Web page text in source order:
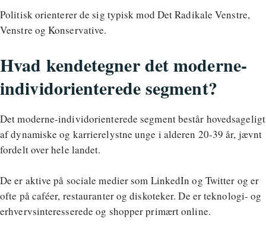
Politisk orienterer de sig typisk mod Det Radikale Venstre,
Venstre og Konservative.
Hvad kendetegner det moderne-
individorienterede segment?
Det moderne-individorienterede segment består hovedsageligt
af dynamiske og karrierelystne unge i alderen 20-39 år, jævnt
fordelt over hele landet.
De er aktive på sociale medier som LinkedIn og Twitter og er
ofte på caféer, restauranter og diskoteker. De er teknologi- og
erhvervsinteresserede og shopper primært online.